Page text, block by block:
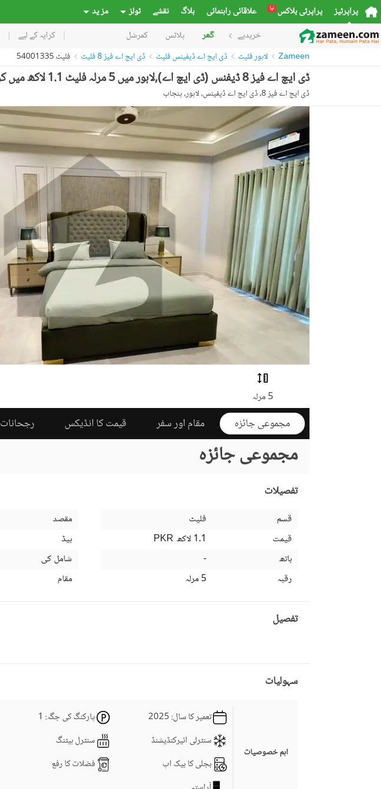
پراپرٹیز پراپرٹی بلاکس نیا علاقائی راہنمائی بلاگ نقشے ٹولز مز ید
خریدیے گھر پلاٹس کمرشل کرایہ کے لیے
Zameen لاہور فلیٹ ڈی ایچ اے ڈیفینس فلیٹ ڈی ایچ اے فیز 8 فلیٹ فلیٹ 54001335
ڈی ایچ اے فیز 8 ڈیفنس (ڈی ایچ اے),لاہور میں 5 مرلہ فلیٹ 1.1 لاکھ میں کرایہ پر دستیاب ہے۔
ڈی ایچ اے فیز 8، ڈی ایچ اے ڈیفینس، لاہور، پنجاب
5 مرلہ
مجموعی جائزہ مقام اور سفر قیمت کا انڈیکس رجحانات
مجموعی جائزہ
تفصیلات
قسم
فلیٹ
قیمت
PKR
1.1 لاکھ
باتھ
-
رقبہ
5 مرلہ
مقصد
بیڈ
شامل کی
مقام
تفصیل
سہولیات
اہم خصوصیات
تعمیر کا سال: 2025 پارکنگ کی جگہ: 1
سنٹرلی ائیرکنڈیشنڈ
سنٹرل ہیٹنگ
بجلی کا بیک اپ
فضلات کا رفع